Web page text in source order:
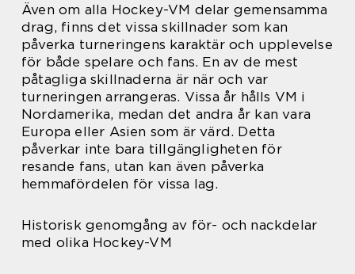
Även om alla Hockey-VM delar gemensamma
drag, finns det vissa skillnader som kan
påverka turneringens karaktär och upplevelse
för både spelare och fans. En av de mest
påtagliga skillnaderna är när och var
turneringen arrangeras. Vissa år hålls VM i
Nordamerika, medan det andra år kan vara
Europa eller Asien som är värd. Detta
påverkar inte bara tillgängligheten för
resande fans, utan kan även påverka
hemmafördelen för vissa lag.
Historisk genomgång av för- och nackdelar
med olika Hockey-VM